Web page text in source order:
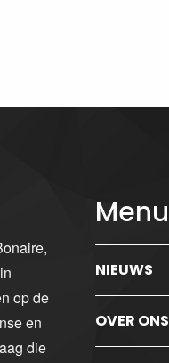
op de
en
die
Menu
NIEUWS
OVER ONS